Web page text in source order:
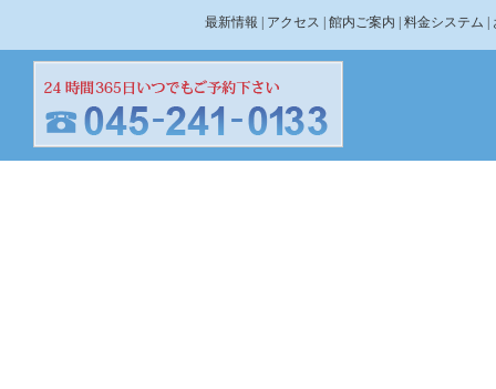
最新情報 | アクセス | 館内ご案内 | 料金システム